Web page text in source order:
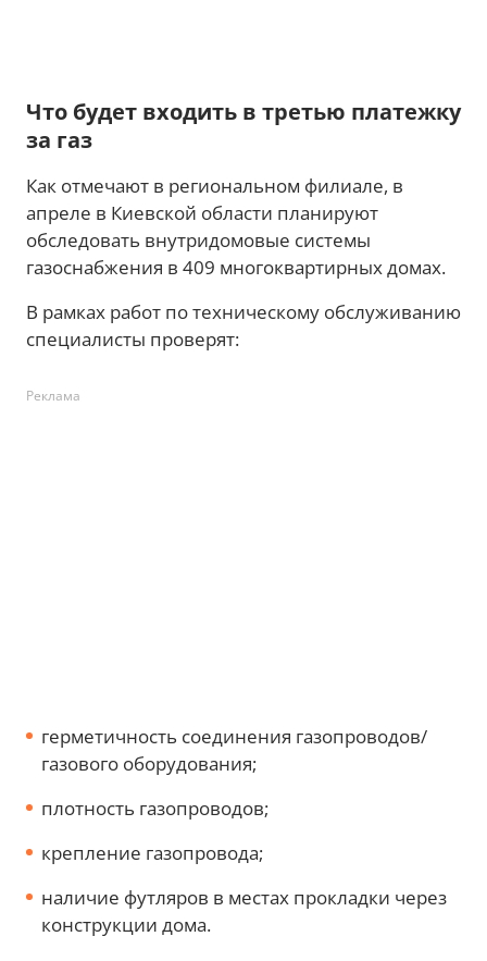
Что будет входить в третью платежку
за газ
Как отмечают в региональном филиале, в
апреле в Киевской области планируют
обследовать внутридомовые системы
газоснабжения в 409 многоквартирных домах.
В рамках работ по техническому обслуживанию
специалисты проверят:
Реклама
герметичность соединения газопроводов/
газового оборудования;
плотность газопроводов;
крепление газопровода;
наличие футляров в местах прокладки через
конструкции дома.